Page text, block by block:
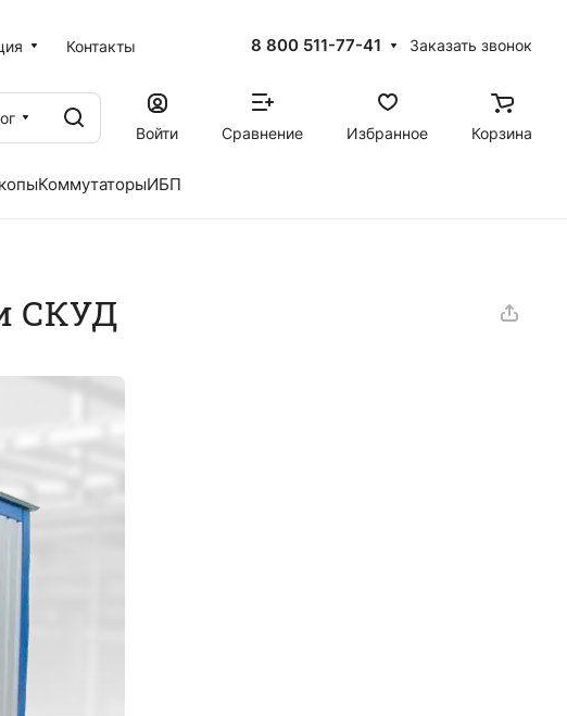
Контакты 8 800 511-77-41 Заказать звонок
Войти
Сравнение Избранное Корзина
КоммутаторыИБП
СКУД